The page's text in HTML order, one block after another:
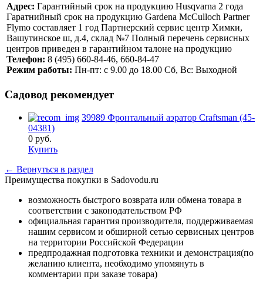
Адрес: Гарантийный срок на продукцию Husqvarna 2 года
Гаратнийный срок на продукцию Gardena McCulloch Partner
Flymo составляет 1 год Партнерский сервис центр Химки,
Вашутинское ш, д.4, склад №7 Полный перечень сервисных
центров приведен в гарантийном талоне на продукцию
Телефон: 8 (495) 660-84-46, 660-84-47
Режим работы: Пн-пт: с 9.00 до 18.00 Сб, Вс: Выходной
Садовод рекомендует
39989 Фронтальный аэратор Craftsman (45-
04381)
0 руб.
Купить
← Вернуться в раздел
Преимущества покупки в Sadovodu.ru
возможность быстрого возврата или обмена товара в
соответствии с законодательством РФ
официальная гарантия производителя, поддерживаемая
нашим сервисом и обширной сетью сервисных центров
на территории Российской Федерации
предпродажная подготовка техники и демонстрация(по
желанию клиента, необходимо упомянуть в
комментарии при заказе товара)